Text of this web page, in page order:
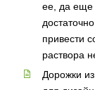
ее, да еще
привести
раствора
Дорожки